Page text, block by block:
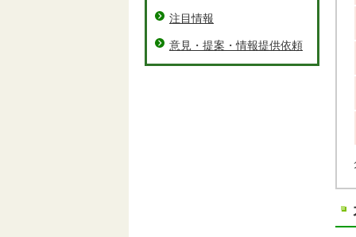
注目情報
意見・提案・情報提供依頼